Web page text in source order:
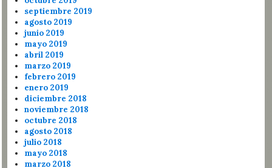
septiembre 2019
agosto 2019
junio 2019
mayo 2019
abril 2019
marzo 2019
febrero 2019
enero 2019
diciembre 2018
noviembre 2018
octubre 2018
agosto 2018
julio 2018
mayo 2018
marzo 2018